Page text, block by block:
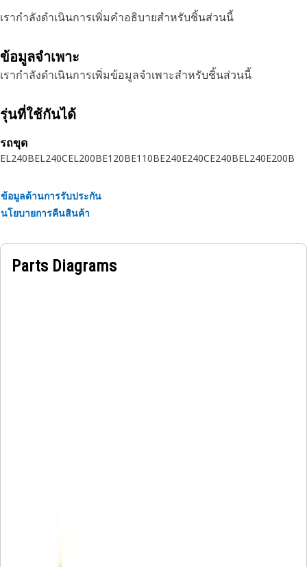
เรากำลังดำเนินการเพิ่มคำอธิบายสำหรับชิ้นส่วนนี้
ข้อมูลจำเพาะ
เรากำลังดำเนินการเพิ่มข้อมูลจำเพาะสำหรับชิ้นส่วนนี้
รุ่นที่ใช้กันได้
รถขุด
EL240BEL240CEL200BE120BE110BE240E240CE240BEL240E200B
ข้อมูลด้านการรับประกัน
นโยบายการคืนสินค้า
Parts Diagrams